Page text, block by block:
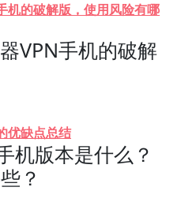
的破解版，使用风险有哪
VPN手机的破解
优缺点总结
机版本是什么？
？